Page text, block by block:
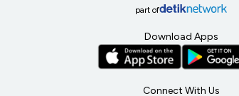
part of
Download Apps
Connect With Us